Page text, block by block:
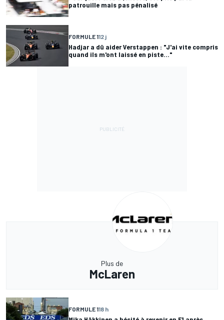
patrouille mais pas pénalisé
FORMULE 112 j
Hadjar a dû aider Verstappen : "J'ai vite compris
quand ils m'ont laissé en piste..."
Plus de
McLaren
FORMULE 118 h